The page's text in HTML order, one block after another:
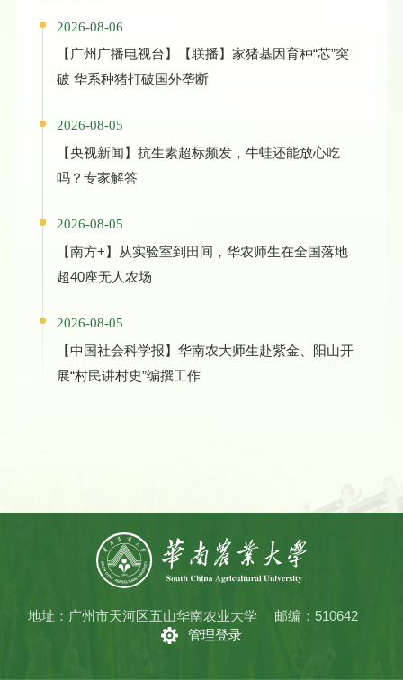
2026-08-06
【广州广播电视台】【联播】家猪基因育种“芯”突
破 华系种猪打破国外垄断
2026-08-05
【央视新闻】抗生素超标频发，牛蛙还能放心吃
吗？专家解答
2026-08-05
【南方+】从实验室到田间，华农师生在全国落地
超40座无人农场
2026-08-05
【中国社会科学报】华南农大师生赴紫金、阳山开
展“村民讲村史”编撰工作
地址：广州市天河区五山华南农业大学
邮编：510642
管理登录